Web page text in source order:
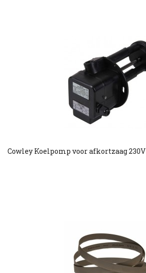
Cowley Koelpomp voor afkortzaag 230V